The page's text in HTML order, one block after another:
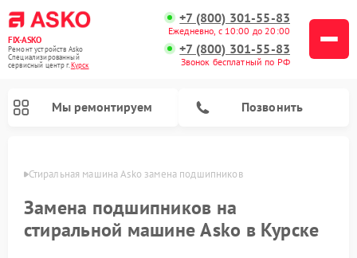
FIX-ASKO
Ремонт устройств Asko
Специализированный
cервисный центр г.Курск
+7 (800) 301-55-83
Ежедневно, с 10:00 до 20:00
+7 (800) 301-55-83
Звонок бесплатный по РФ
Мы ремонтируем Позвонить
Стиральная машина Asko замена подшипников
Замена подшипников на
стиральной машине Asko в Курске